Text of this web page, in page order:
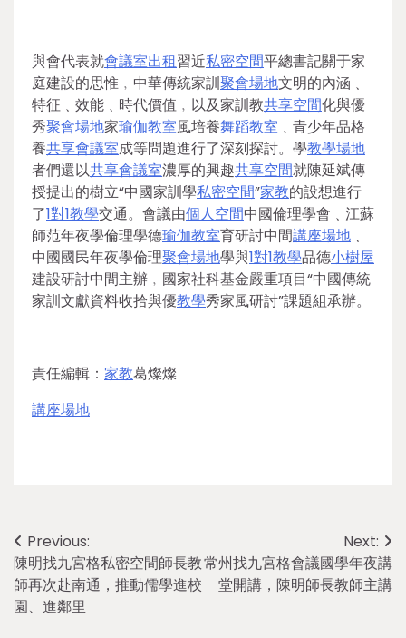
與會代表就會議室出租習近私密空間平總書記關于家
庭建設的思惟﹐中華傳統家訓聚會場地文明的內涵﹑
特征﹑效能﹑時代價值﹐以及家訓教共享空間化與優
秀聚會場地家瑜伽教室風培養舞蹈教室 ﹑青少年品格
養共享會議室成等問題進行了深刻探討。學教學場地
者們還以共享會議室濃厚的興趣共享空間就陳延斌傳
授提出的樹立“中國家訓學私密空間”家教的設想進行
了1對1教學交通。會議由個人空間中國倫理學會﹑江蘇
師范年夜學倫理學德瑜伽教室育研討中間講座場地 ﹑
中國國民年夜學倫理聚會場地學與1對1教學品德小樹屋
建設研討中間主辦﹐國家社科基金嚴重項目“中國傳統
家訓文獻資料收拾與優教學秀家風研討”課題組承辦。
責任編輯： 家教葛燦燦
講座場地
Post
navigation
Previous:
陳明找九宮格私密空間師長教
師再次赴南通，推動儒學進校
園、進鄰里
Next:
常州找九宮格會議國學年夜講
堂開講，陳明師長教師主講